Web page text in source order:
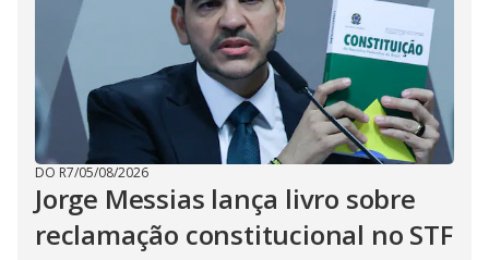
DO R7/05/08/2026
Jorge Messias lança livro sobre
reclamação constitucional no STF